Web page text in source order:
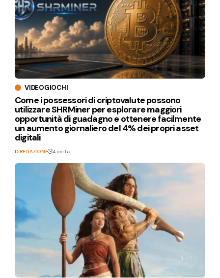
VIDEOGIOCHI
Come i possessori di criptovalute possono
utilizzare SHRMiner per esplorare maggiori
opportunità di guadagno e ottenere facilmente
un aumento giornaliero del 4% dei propri asset
digitali
DiREDAZIONE 4 ore fa